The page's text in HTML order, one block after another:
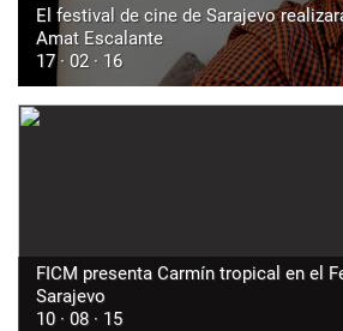
El festival de cine de Sarajevo
Amat Escalante
17 · 02 · 16
FICM presenta Carmín tropical en el
Sarajevo
10 · 08 · 15